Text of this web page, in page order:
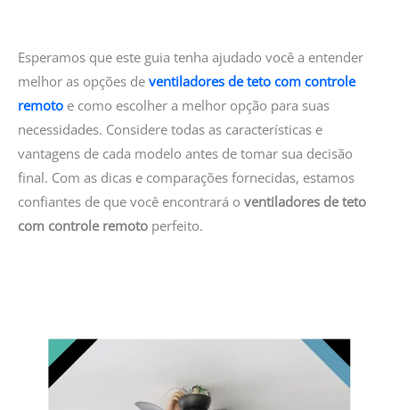
Esperamos que este guia tenha ajudado você a entender
melhor as opções de ventiladores de teto com controle
remoto e como escolher a melhor opção para suas
necessidades. Considere todas as características e
vantagens de cada modelo antes de tomar sua decisão
final. Com as dicas e comparações fornecidas, estamos
confiantes de que você encontrará o ventiladores de teto
com controle remoto perfeito.